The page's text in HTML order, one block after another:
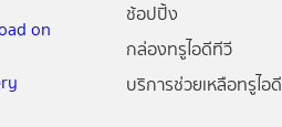
ช้อปปิ้ง
กล่องทรูไอดีทีวี
บริการช่วยเหลือทรูไอดี